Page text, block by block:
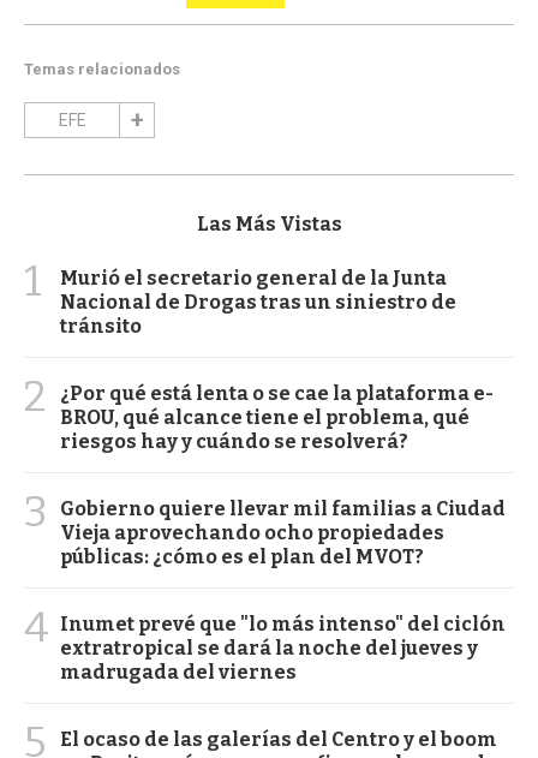
Temas relacionados
EFE
Las Más Vistas
1
Murió el secretario general de la Junta
Nacional de Drogas tras un siniestro de
tránsito
2
¿Por qué está lenta o se cae la plataforma e-
BROU, qué alcance tiene el problema, qué
riesgos hay y cuándo se resolverá?
3
Gobierno quiere llevar mil familias a Ciudad
Vieja aprovechando ocho propiedades
públicas: ¿cómo es el plan del MVOT?
4 Inumet prevé que "lo más intenso" del ciclón
extratropical se dará la noche del jueves y
madrugada del viernes
5
El ocaso de las galerías del Centro y el boom